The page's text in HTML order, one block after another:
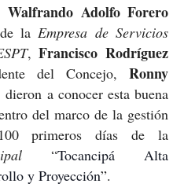
Walfrando Adolfo Forero
la Empresa de Servicios
,Francisco Rodríguez
del Concejo,Ronny
dieron a conocer esta buena
del marco de la gestión
primeros días de la
“Tocancipá Alta
y Proyección”.